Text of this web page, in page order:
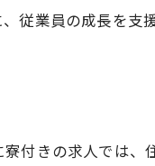
ト
従業員の成長を支
付きの求人では、